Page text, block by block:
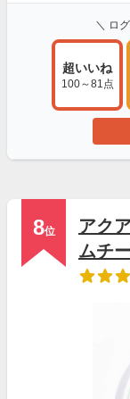
＼ ロ
超いいね
100～81点
8位
アク
ムチ